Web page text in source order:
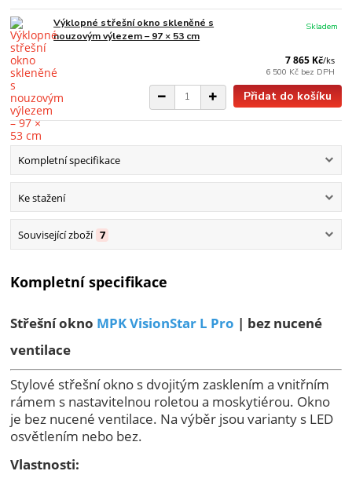
Výklopné střešní okno skleněné s
nouzovým výlezem – 97 × 53 cm
7 865 Kč/ks
6 500 Kč bez DPH
Skladem
Přidat do košíku
Kompletní specifikace
Ke stažení
Související zboží 7
Kompletní specifikace
Střešní okno MPK VisionStar L Pro | bez nucené
ventilace
Stylové střešní okno s dvojitým zasklením a vnitřním
rámem s nastavitelnou roletou a moskytiérou. Okno
je bez nucené ventilace. Na výběr jsou varianty s LED
osvětlením nebo bez.
Vlastnosti: